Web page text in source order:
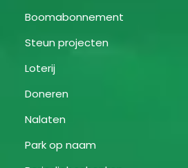
Boomabonnement
Steun projecten
Loterij
Doneren
Nalaten
Park op naam